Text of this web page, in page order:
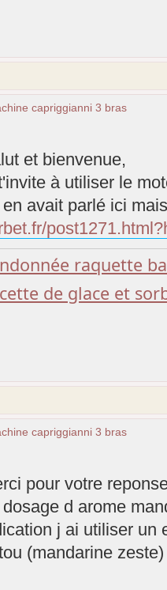
capriggianni 3 bras
et bienvenue,
à utiliser le
en avait parlé ici
raquette
de glace et
capriggianni 3 bras
pour votre
dosage d arome
j ai utiliser un
(mandarine zeste)